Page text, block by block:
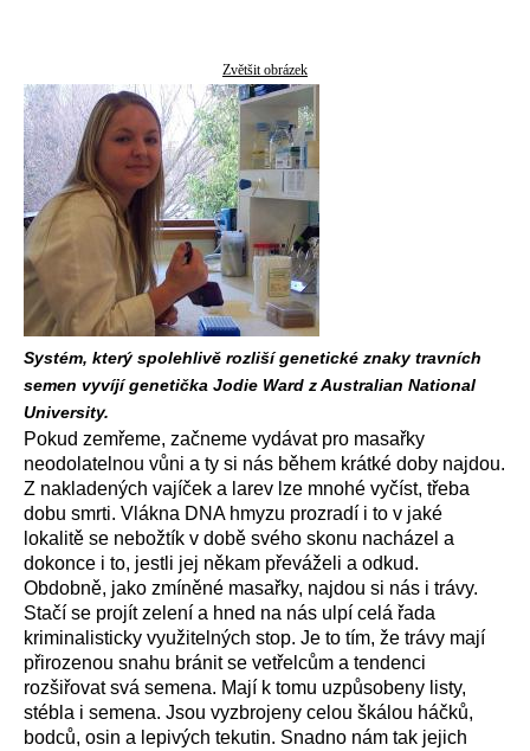
Zvětšit obrázek
Systém, který spolehlivě rozliší genetické znaky travních
semen vyvíjí genetička Jodie Ward z Australian National
University.
Pokud zemřeme, začneme vydávat pro masařky
neodolatelnou vůni a ty si nás během krátké doby najdou.
Z nakladených vajíček a larev lze mnohé vyčíst, třeba
dobu smrti. Vlákna DNA hmyzu prozradí i to v jaké
lokalitě se nebožtík v době svého skonu nacházel a
dokonce i to, jestli jej někam převáželi a odkud.
Obdobně, jako zmíněné masařky, najdou si nás i trávy.
Stačí se projít zelení a hned na nás ulpí celá řada
kriminalisticky využitelných stop. Je to tím, že trávy mají
přirozenou snahu bránit se vetřelcům a tendenci
rozšiřovat svá semena. Mají k tomu uzpůsobeny listy,
stébla i semena. Jsou vyzbrojeny celou škálou háčků,
bodců, osin a lepivých tekutin. Snadno nám tak jejich